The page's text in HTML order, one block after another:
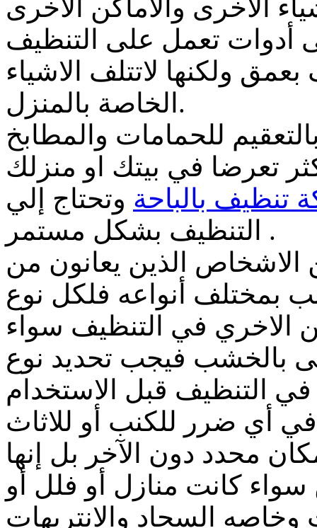
أدوات تعمل على التنظيف
ولكنها لاتتلف الاشياء
الخاصة بالمنزل.
للحمامات والمطابخ
تعرضا في بيتك او منزلك
تنظيف بالباحة وتحتاج إلي
التنظيف بشكل مستمر .
الاشخاص الذين يعانون من
بمختلف أنواعه فلكل نوع
الاخري في التنظيف سواء
بالخشب فيجب تحديد نوع
التنظيف قبل الاستخدام
محدد دون الآخر بل إنها
سواء كانت منازل أو فلل أو
السجاد والانتريهات